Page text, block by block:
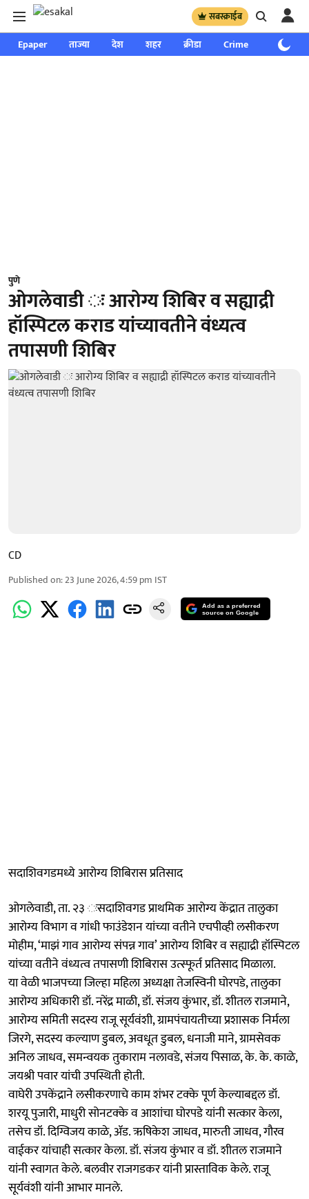
सबस्क्राईब
Epaper ताज्या देश शहर क्रीडा Crime साप्ताहिक
पुणे
ओगलेवाडी ः आरोग्य शिबिर व सह्याद्री
हॉस्पिटल कराड यांच्यावतीने वंध्यत्व
तपासणी शिबिर
CD
Published on:23 June 2026, 4:59 pm IST
Add as a preferred
source on Google
सदाशिवगडमध्ये आरोग्य शिबिरास प्रतिसाद
ओगलेवाडी, ता. २३ ःसदाशिवगड प्राथमिक आरोग्य केंद्रात तालुका
आरोग्य विभाग व गांधी फाउंडेशन यांच्या वतीने एचपीव्ही लसीकरण
मोहीम, ‘माझं गाव आरोग्य संपन्न गाव’ आरोग्य शिबिर व सह्याद्री हॉस्पिटल
यांच्या वतीने वंध्यत्व तपासणी शिबिरास उत्स्फूर्त प्रतिसाद मिळाला.
या वेळी भाजपच्या जिल्हा महिला अध्यक्षा तेजस्विनी घोरपडे, तालुका
आरोग्य अधिकारी डॉ. नरेंद्र माळी, डॉ. संजय कुंभार, डॉ. शीतल राजमाने,
आरोग्य समिती सदस्य राजू सूर्यवंशी, ग्रामपंचायतीच्या प्रशासक निर्मला
जिरगे, सदस्य कल्याण डुबल, अवधूत डुबल, धनाजी माने, ग्रामसेवक
अनिल जाधव, समन्वयक तुकाराम नलावडे, संजय पिसाळ, के. के. काळे,
जयश्री पवार यांची उपस्थिती होती.
वाघेरी उपकेंद्राने लसीकरणाचे काम शंभर टक्के पूर्ण केल्याबद्दल डॉ.
शरयू पुजारी, माधुरी सोनटक्के व आशांचा घोरपडे यांनी सत्कार केला,
तसेच डॉ. दिग्विजय काळे, ॲड. ऋषिकेश जाधव, मारुती जाधव, गौरव
वाईकर यांचाही सत्कार केला. डॉ. संजय कुंभार व डॉ. शीतल राजमाने
यांनी स्वागत केले. बलवीर राजगडकर यांनी प्रास्ताविक केले. राजू
सूर्यवंशी यांनी आभार मानले.